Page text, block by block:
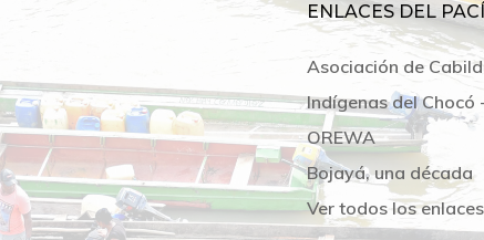
ENLACES DEL
Asociación de
Indígenas del Chocó
OREWA
Bojayá, una década
Ver todos los enlaces